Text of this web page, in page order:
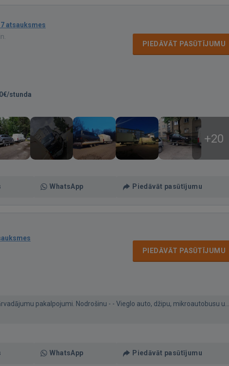
atsauksmes
PIEDĀVĀT PASŪTĪJUMU
stunda
+20
WhatsApp Piedāvāt pasūtījumu
PIEDĀVĀT PASŪTĪJUMU
pakalpojumi. Nodrošinu - - Vieglo auto, džipu, mikroautobusu u...
WhatsApp Piedāvāt pasūtījumu